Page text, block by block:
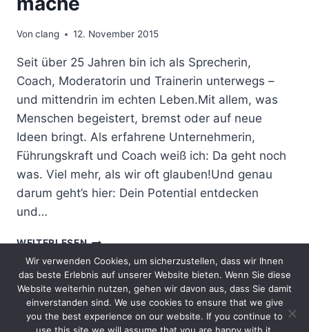
Von clang 12. November 2015
Seit über 25 Jahren bin ich als Sprecherin,
Coach, Moderatorin und Trainerin unterwegs –
und mittendrin im echten Leben.Mit allem, was
Menschen begeistert, bremst oder auf neue
Ideen bringt. Als erfahrene Unternehmerin,
Führungskraft und Coach weiß ich: Da geht noch
was. Viel mehr, als wir oft glauben!Und genau
darum geht’s hier: Dein Potential entdecken
und…
WEITERLESEN WARUM
DIESEN
BLOG
MACHE
Impressum Datenschutzerklärung
Wir verwenden Cookies, um sicherzustellen, dass wir Ihnen
das beste Erlebnis auf unserer Website bieten. Wenn Sie diese
Website weiterhin nutzen, gehen wir davon aus, dass Sie damit
einverstanden sind. We use cookies to ensure that we give
you the best experience on our website. If you continue to
use this site we will assume that you are happy with it.